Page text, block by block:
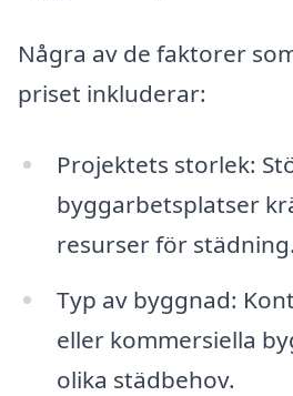
Några av de faktorer
priset inkluderar:
Projektets storlek:
byggarbetsplatser
resurser för städning.
Typ av byggnad:
eller kommersiella
olika städbehov.